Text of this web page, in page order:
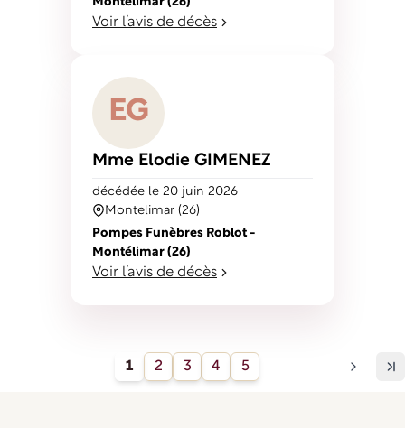
Voir l’avis de décès
EG
Mme Elodie GIMENEZ
Montelimar (26)
décédée le 20 juin 2026
Pompes Funèbres Roblot -
Montélimar (26)
Voir l’avis de décès
1 2 3 4 5